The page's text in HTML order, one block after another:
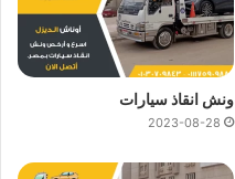
ونش انقاذ سيارات
2023-08-28